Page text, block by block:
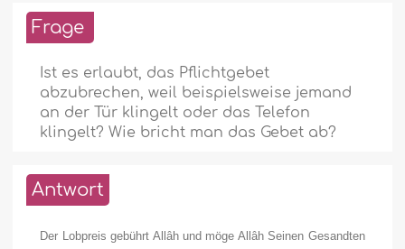
Frage
Ist es erlaubt, das Pflichtgebet
abzubrechen, weil beispielsweise jemand
an der Tür klingelt oder das Telefon
klingelt? Wie bricht man das Gebet ab?
Antwort
Der Lobpreis gebührt Allâh und möge Allâh Seinen Gesandten